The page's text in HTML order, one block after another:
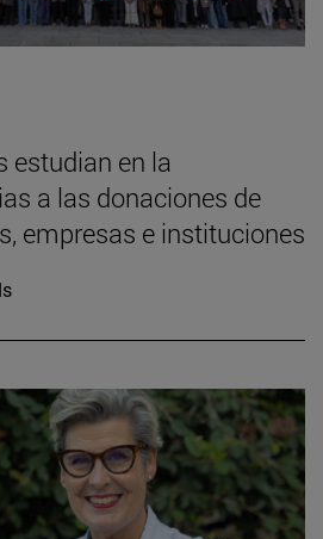
estudian en la
a las donaciones de
empresas e instituciones